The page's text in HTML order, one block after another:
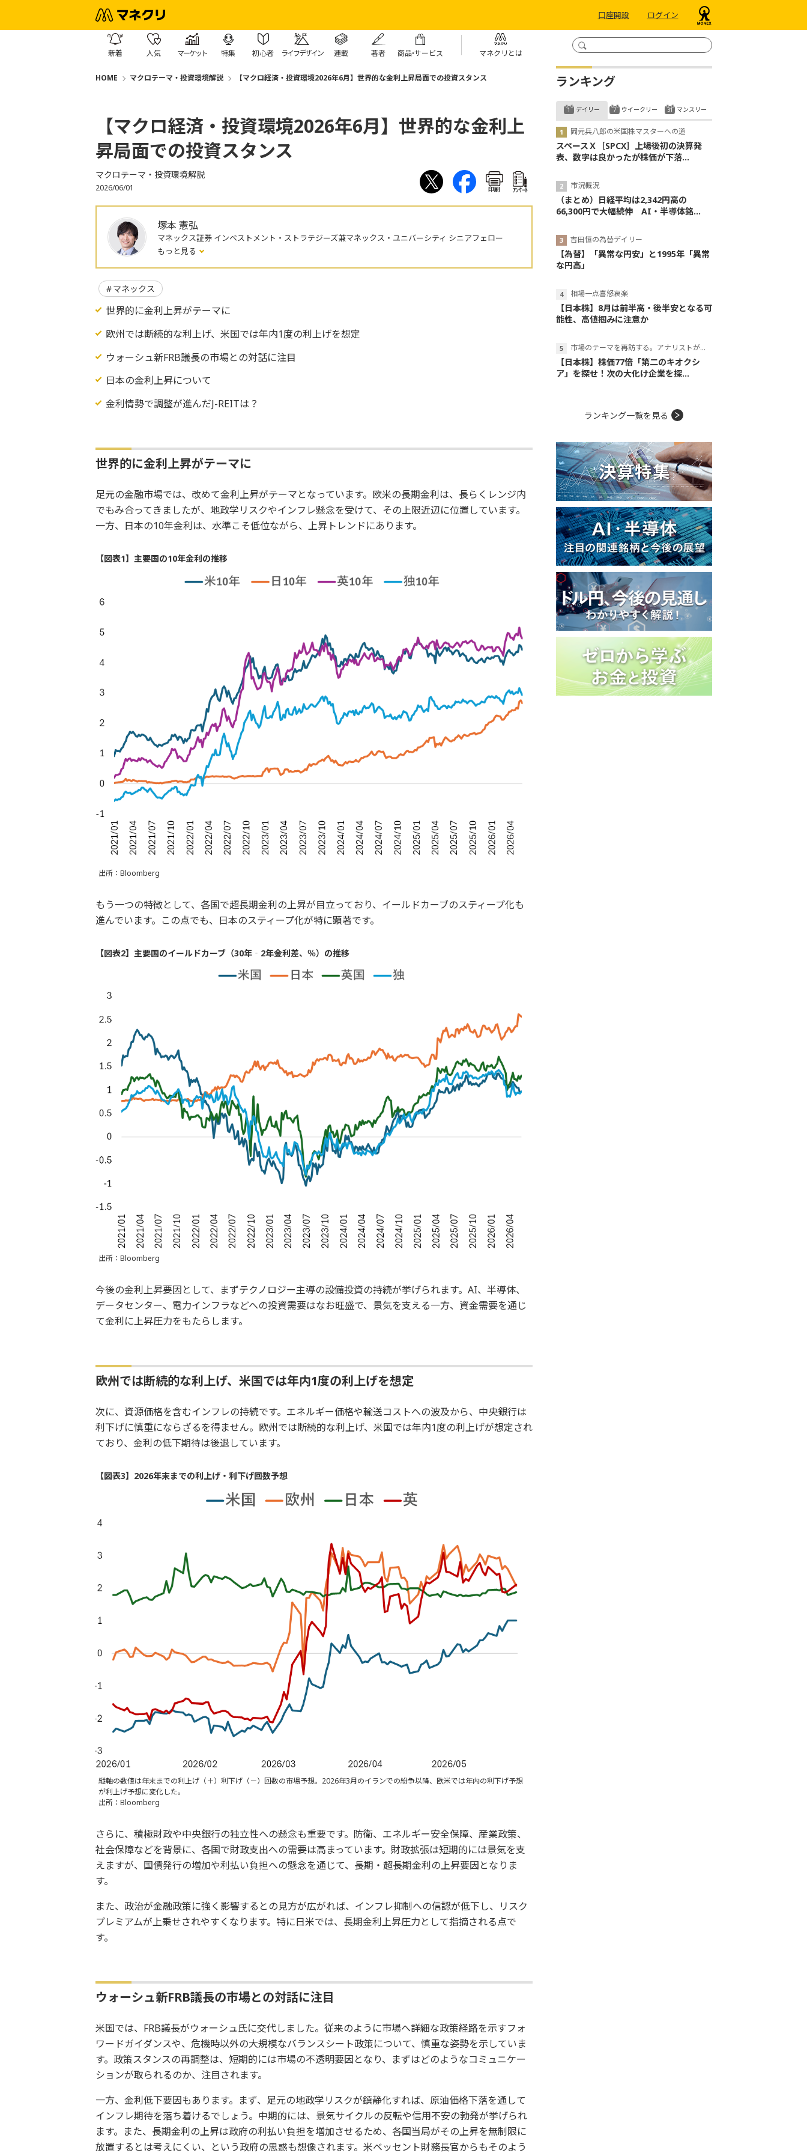
口座開設 ログイン
新着 人気 マーケット 特集 初心者 ライフデザイン 連載 著者 商品・サービス マネクリとは
HOME マクロテーマ・投資環境解説 【マクロ経済・投資環境2026年6月】世界的な金利上昇局面での投資スタンス
【マクロ経済・投資環境2026年6月】世界的な金利上
昇局面での投資スタンス
マクロテーマ・投資環境解説
2026/06/01 印刷 ｱﾝｹｰﾄ
塚本 憲弘
マネックス証券 インベストメント・ストラテジーズ兼マネックス・ユニバーシティ シニアフェロー
もっと見る
マネックス
世界的に金利上昇がテーマに
欧州では断続的な利上げ、米国では年内1度の利上げを想定
ウォーシュ新FRB議長の市場との対話に注目
日本の金利上昇について
金利情勢で調整が進んだJ-REITは？
世界的に金利上昇がテーマに
足元の金融市場では、改めて金利上昇がテーマとなっています。欧米の長期金利は、長らくレンジ内
でもみ合ってきましたが、地政学リスクやインフレ懸念を受けて、その上限近辺に位置しています。
一方、日本の10年金利は、水準こそ低位ながら、上昇トレンドにあります。
【図表1】主要国の10年金利の推移
出所：Bloomberg
もう一つの特徴として、各国で超長期金利の上昇が目立っており、イールドカーブのスティープ化も
進んでいます。この点でも、日本のスティープ化が特に顕著です。
【図表2】主要国のイールドカーブ（30年‐2年金利差、％）の推移
出所：Bloomberg
今後の金利上昇要因として、まずテクノロジー主導の設備投資の持続が挙げられます。AI、半導体、
データセンター、電力インフラなどへの投資需要はなお旺盛で、景気を支える一方、資金需要を通じ
て金利に上昇圧力をもたらします。
欧州では断続的な利上げ、米国では年内1度の利上げを想定
次に、資源価格を含むインフレの持続です。エネルギー価格や輸送コストへの波及から、中央銀行は
利下げに慎重にならざるを得ません。欧州では断続的な利上げ、米国では年内1度の利上げが想定され
ており、金利の低下期待は後退しています。
【図表3】2026年末までの利上げ・利下げ回数予想
縦軸の数値は年末までの利上げ（＋）利下げ（－）回数の市場予想。2026年3月のイランでの紛争以降、欧米では年内の利下げ予想
が利上げ予想に変化した。
出所：Bloomberg
さらに、積極財政や中央銀行の独立性への懸念も重要です。防衛、エネルギー安全保障、産業政策、
社会保障などを背景に、各国で財政支出への需要は高まっています。財政拡張は短期的には景気を支
えますが、国債発行の増加や利払い負担への懸念を通じて、長期・超長期金利の上昇要因となりま
す。
また、政治が金融政策に強く影響するとの見方が広がれば、インフレ抑制への信認が低下し、リスク
プレミアムが上乗せされやすくなります。特に日米では、長期金利上昇圧力として指摘される点で
す。
ウォーシュ新FRB議長の市場との対話に注目
米国では、FRB議長がウォーシュ氏に交代しました。従来のように市場へ詳細な政策経路を示すフォ
ワードガイダンスや、危機時以外の大規模なバランスシート政策について、慎重な姿勢を示していま
す。政策スタンスの再調整は、短期的には市場の不透明要因となり、まずはどのようなコミュニケー
ションが取られるのか、注目されます。
一方、金利低下要因もあります。まず、足元の地政学リスクが鎮静化すれば、原油価格下落を通して
インフレ期待を落ち着けるでしょう。中期的には、景気サイクルの反転や信用不安の勃発が挙げられ
ます。また、長期金利の上昇は政府の利払い負担を増加させるため、各国当局がその上昇を無制限に
放置するとは考えにくい、という政府の思惑も想像されます。米ベッセント財務長官からもそのよう
ランキング
デイリー
岡元兵八郎の米国株マスターへの道
スペースＸ［SPCX］上場後初の決算発
表、数字は良かったが株価が下落...
市況概況
（まとめ）日経平均は2,342円高の
66,300円で大幅続伸 AI・半導体銘...
吉田恒の為替デイリー
【為替】「異常な円安」と1995年「異常
な円高」
相場一点喜怒哀楽
【日本株】8月は前半高・後半安となる可
能性、高値掴みに注意か
市場のテーマを再訪する。アナリストが読み解くテーマの本質
【日本株】株価77倍「第二のキオクシ
ア」を探せ！次の大化け企業を探...
ウイークリー マンスリー
ランキング一覧を見る